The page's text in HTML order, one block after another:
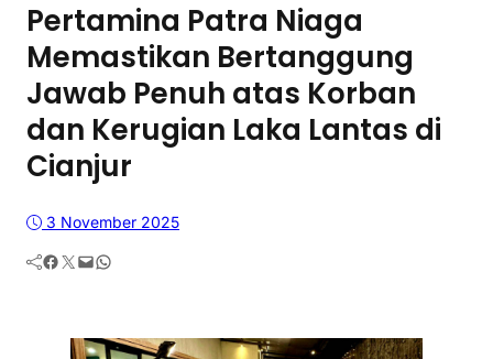
Pertamina Patra Niaga
Memastikan Bertanggung
Jawab Penuh atas Korban
dan Kerugian Laka Lantas di
Cianjur
3 November 2025
Facebook Twitter Mail WhatsApp